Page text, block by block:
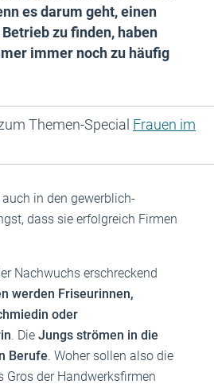
es darum geht, einen
zu finden, haben
immer noch zu häufig
Themen-Special Frauen im
in den gewerblich-
dass sie erfolgreich Firmen
Nachwuchs erschreckend
werden Friseurinnen,
oder
. Die Jungs strömen in die
Berufe. Woher sollen also die
Gros der Handwerksfirmen